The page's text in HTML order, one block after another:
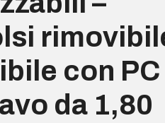
con PC
da 1,80